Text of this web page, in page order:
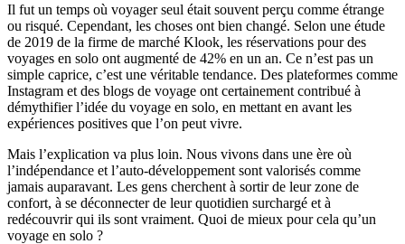
Il fut un temps où voyager seul était souvent perçu comme étrange
ou risqué. Cependant, les choses ont bien changé. Selon une étude
de 2019 de la firme de marché Klook, les réservations pour des
voyages en solo ont augmenté de 42% en un an. Ce n’est pas un
simple caprice, c’est une véritable tendance. Des plateformes comme
Instagram et des blogs de voyage ont certainement contribué à
démythifier l’idée du voyage en solo, en mettant en avant les
expériences positives que l’on peut vivre.
Mais l’explication va plus loin. Nous vivons dans une ère où
l’indépendance et l’auto-développement sont valorisés comme
jamais auparavant. Les gens cherchent à sortir de leur zone de
confort, à se déconnecter de leur quotidien surchargé et à
redécouvrir qui ils sont vraiment. Quoi de mieux pour cela qu’un
voyage en solo ?